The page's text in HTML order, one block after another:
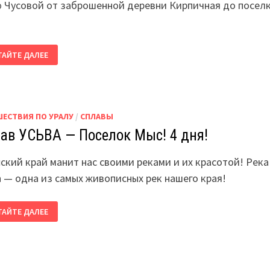
Чусовой от заброшенной деревни Кирпичная до
ДАЛЕЕ
ПО УРАЛУ/ СПЛАВЫ
УСЬВА — Поселок Мыс! 4 дня!
край манит нас своими реками и их красотой! Река
— одна из самых живописных рек нашего края!
ДАЛЕЕ